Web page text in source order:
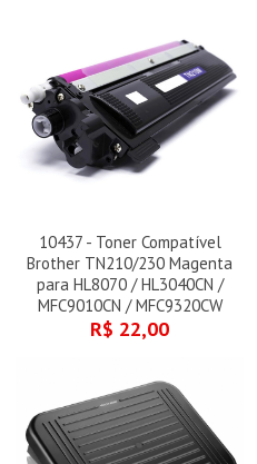
10437 - Toner Compatível
Brother TN210/230 Magenta
para HL8070 / HL3040CN /
MFC9010CN / MFC9320CW
R$ 22,00